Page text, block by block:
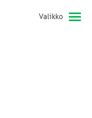
Valikko